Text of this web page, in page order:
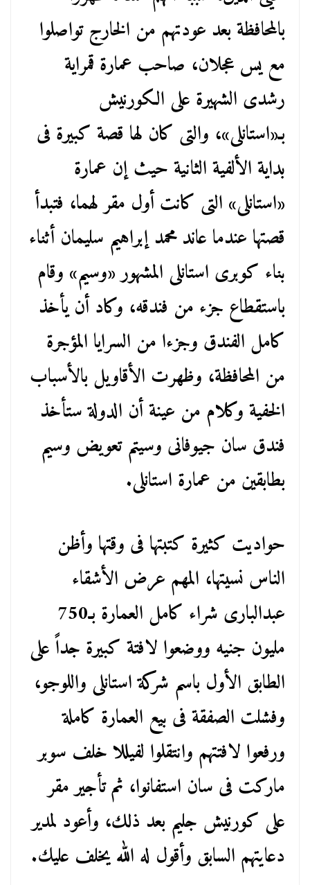
بالمحافظة بعد عودتهم من الخارج تواصلوا
مع يس عجلان، صاحب عمارة قمراية
رشدى الشهيرة على الكورنيش
بـ«استانلى»، والتى كان لها قصة كبيرة فى
بداية الألفية الثانية حيث إن عمارة
«استانلى» التى كانت أول مقر لهما، فتبدأ
قصتها عندما عاند محمد إبراهيم سليمان أثناء
بناء كوبرى استانلى المشهور «وسيم» وقام
باستقطاع جزء من فندقه، وكاد أن يأخذ
كامل الفندق وجزءا من السرايا المؤجرة
من المحافظة، وظهرت الأقاويل بالأسباب
الخفية وكلام من عينة أن الدولة ستأخذ
فندق سان جيوفانى وسيتم تعويض وسيم
بطابقين من عمارة استانلى.
حواديت كثيرة كتبتها فى وقتها وأظن
الناس نسيتها، المهم عرض الأشقاء
عبدالبارى شراء كامل العمارة بـ750
مليون جنيه ووضعوا لافتة كبيرة جداً على
الطابق الأول باسم شركة استانلى واللوجو،
وفشلت الصفقة فى بيع العمارة كاملة
ورفعوا لافتتهم وانتقلوا لفيللا خلف سوبر
ماركت فى سان استفانوا، ثم تأجير مقر
على كورنيش جليم بعد ذلك، وأعود لمدير
دعايتهم السابق وأقول له الله يخلف عليك.